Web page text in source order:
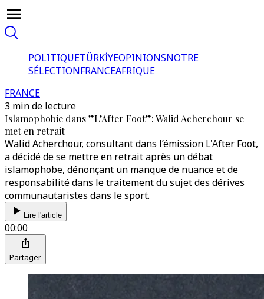
POLITIQUETÜRKİYEOPINIONSNOTRE
SÉLECTIONFRANCEAFRIQUE
FRANCE
3 min de lecture
Islamophobie dans ”L’After Foot”: Walid Acherchour se
met en retrait
Walid Acherchour, consultant dans l’émission L'After Foot,
a décidé de se mettre en retrait après un débat
islamophobe, dénonçant un manque de nuance et de
responsabilité dans le traitement du sujet des dérives
communautaristes dans le sport.
Lire l'article
00:00
Partager